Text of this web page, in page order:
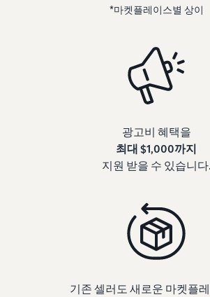
*마켓플레이스별 상이
광고비 혜택을
최대 $1,000까지
지원 받을 수 있습니다.
기존 셀러도 새로운 마켓플